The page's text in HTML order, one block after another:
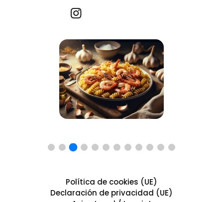
Política de cookies (UE)
Declaración de privacidad (UE)